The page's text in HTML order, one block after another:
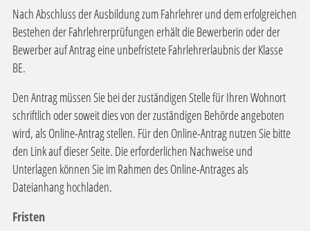
Nach Abschluss der Ausbildung zum Fahrlehrer und dem erfolgreichen
Bestehen der Fahrlehrerprüfungen erhält die Bewerberin oder der
Bewerber auf Antrag eine unbefristete Fahrlehrerlaubnis der Klasse
BE.
Den Antrag müssen Sie bei der zuständigen Stelle für Ihren Wohnort
schriftlich oder soweit dies von der zuständigen Behörde angeboten
wird, als Online-Antrag stellen. Für den Online-Antrag nutzen Sie bitte
den Link auf dieser Seite. Die erforderlichen Nachweise und
Unterlagen können Sie im Rahmen des Online-Antrages als
Dateianhang hochladen.
Fristen